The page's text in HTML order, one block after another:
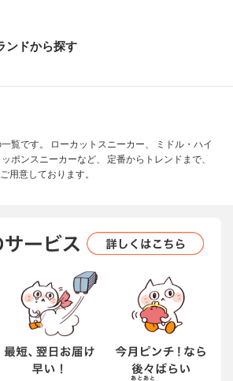
ンドから探す
覧です。 ローカットスニーカー、 ミドル・ハイ
ポンスニーカーなど、 定番からトレンドまで、
用意しております。